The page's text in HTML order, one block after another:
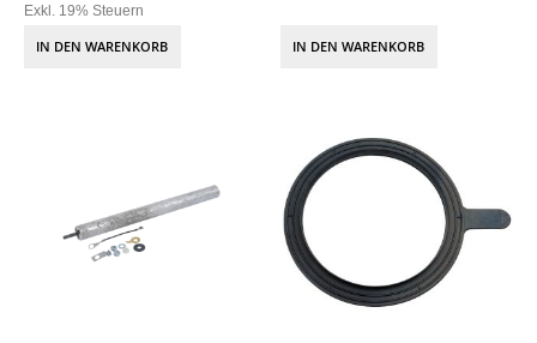
Exkl. 19% Steuern
IN DEN WARENKORB IN DEN WARENKORB